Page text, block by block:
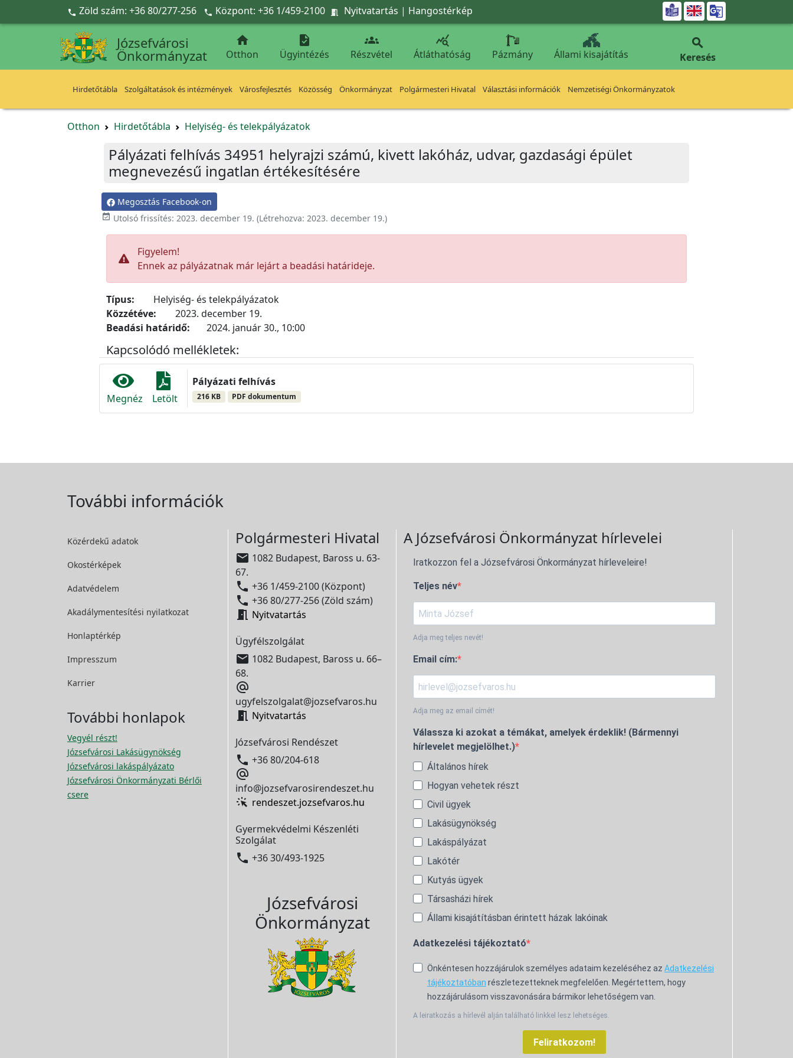
Ugrás a fő tartalomra
 Zöld szám: +36 80/277-256  Központ: +36 1/459-2100  Nyitvatartás | Hangostérkép 
Józsefvárosi
Önkormányzat

Otthon

Ügyintézés

Részvétel

Átláthatóság Pázmány Állami kisajátítás

Keresés
Hirdetőtábla Szolgáltatások és intézmények Városfejlesztés Közösség Önkormányzat Polgármesteri Hivatal Választási információk Nemzetiségi Önkormányzatok
Otthon Hirdetőtábla Helyiség- és telekpályázatok
Pályázati felhívás 34951 helyrajzi számú, kivett lakóház, udvar, gazdasági épület
megnevezésű ingatlan értékesítésére
Megosztás Facebook-on
 Utolsó frissítés: 2023. december 19. (Létrehozva: 2023. december 19.)
Figyelem!
Ennek az pályázatnak már lejárt a beadási határideje.
Típus:
Helyiség- és telekpályázatok
Közzétéve:
2023. december 19.
Beadási határidő:
2024. január 30., 10:00
Kapcsolódó mellékletek:
Megnéz Letölt
Pályázati felhívás
216 KB PDF dokumentum
További információk
Közérdekű adatok
Okostérképek
Adatvédelem
Akadálymentesítési nyilatkozat
Honlaptérkép
Impresszum
Karrier
További honlapok
Vegyél részt!
Józsefvárosi Lakásügynökség
Józsefvárosi lakáspályázato
Józsefvárosi Önkormányzati Bérlői
csere
Polgármesteri Hivatal
 1082 Budapest, Baross u. 63-
67.
 +36 1/459-2100 (Központ)
 +36 80/277-256 (Zöld szám)
 Nyitvatartás
Ügyfélszolgálat
 1082 Budapest, Baross u. 66–
68.

ugyfelszolgalat@jozsefvaros.hu
 Nyitvatartás
Józsefvárosi Rendészet
 +36 80/204-618

info@jozsefvarosirendeszet.hu
rendeszet.jozsefvaros.hu
Gyermekvédelmi Készenléti
Szolgálat
 +36 30/493-1925
Józsefvárosi
Önkormányzat
A Józsefvárosi Önkormányzat hírlevelei
Iratkozzon fel a Józsefvárosi Önkormányzat hírleveleire!
Teljes név
Adja meg teljes nevét!
Email cím:
Adja meg az email címét!
Válassza ki azokat a témákat, amelyek érdeklik! (Bármennyi
hírlevelet megjelölhet.)
Általános hírek
Hogyan vehetek részt
Civil ügyek
Lakásügynökség
Lakáspályázat
Lakótér
Kutyás ügyek
Társasházi hírek
Állami kisajátításban érintett házak lakóinak
Adatkezelési tájékoztató
Önkéntesen hozzájárulok személyes adataim kezeléséhez az Adatkezelési
tájékoztatóban részletezetteknek megfelelően. Megértettem, hogy
hozzájárulásom visszavonására bármikor lehetőségem van.
A leiratkozás a hírlevél alján található linkkel lesz lehetséges.
Feliratkozom!